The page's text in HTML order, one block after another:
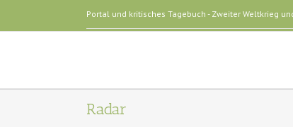
Portal und kritisches Tagebuch - Zweiter Weltkrieg
Radar